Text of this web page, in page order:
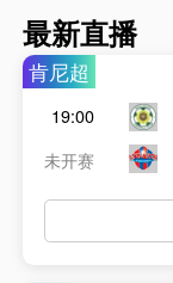
最新直播
肯尼超
19:00
未开赛